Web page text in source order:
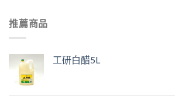
推薦商品
工研白醋5L